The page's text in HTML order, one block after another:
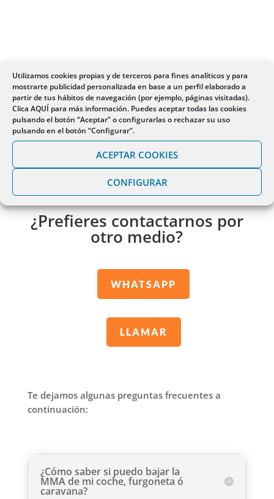
Utilizamos cookies propias y de terceros para fines analíticos y para
mostrarte publicidad personalizada en base a un perfil elaborado a
partir de tus hábitos de navegación (por ejemplo, páginas visitadas).
Clica AQUÍ para más información. Puedes aceptar todas las cookies
pulsando el botón “Aceptar” o configurarlas o rechazar su uso
pulsando en el botón “Configurar”.
ACEPTAR COOKIES
CONFIGURAR
¿Prefieres contactarnos por
otro medio?
WHATSAPP
LLAMAR
Te dejamos algunas preguntas frecuentes a
continuación:
¿Cómo saber si puedo bajar la
MMA de mi coche, furgoneta ó
caravana?